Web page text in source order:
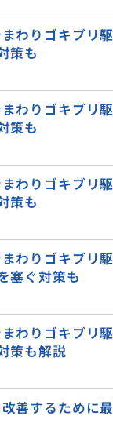
わりゴキブリ
策も
わりゴキブリ
策も
わりゴキブリ
策も
わりゴキブリ
塞ぐ対策も
わりゴキブリ
策も解説
善するために